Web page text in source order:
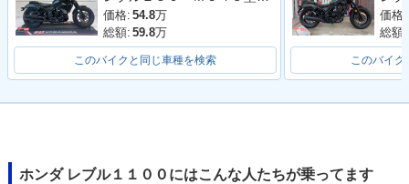
価格: 54.8万
総額: 59.8万
このバイクと同じ車種を検索
価格:
総額:
このバイク
ホンダ レブル１１００にはこんな人たちが乗ってます